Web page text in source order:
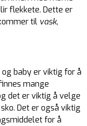
flekkete. Dette er
til vask,
baby er viktig for å
mange
det er viktig å velge
Det er også viktig
for å